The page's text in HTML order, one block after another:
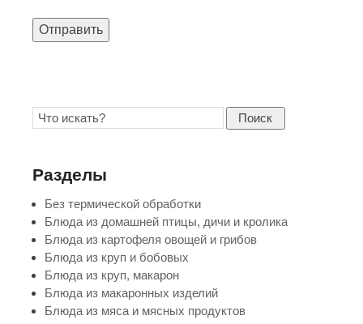
Отправить
Поиск
Разделы
Без термической обработки
Блюда из домашней птицы, дичи и кролика
Блюда из картофеля овощей и грибов
Блюда из круп и бобовых
Блюда из круп, макарон
Блюда из макаронных изделий
Блюда из мяса и мясных продуктов